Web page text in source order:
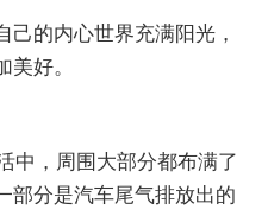
己的内心世界充满阳光，
好。
中，周围大部分都布满了
部分是汽车尾气排放出的